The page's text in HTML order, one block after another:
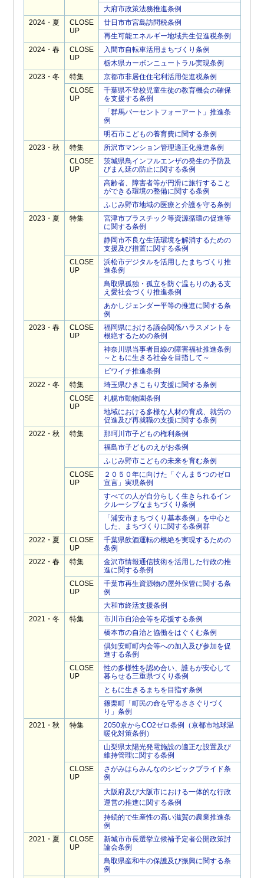
大府市政策法務推進条例
2024・夏
CLOSE
UP
廿日市市宮島訪問税条例
再生可能エネルギー地域共生促進税条例
2024・春
CLOSE
UP
入間市自転車活用まちづくり条例
栃木県カーボンニュートラル実現条例
2023・冬
特集
京都市非居住住宅利活用促進税条例
CLOSE
UP
千葉県不登校児童生徒の教育機会の確保
を支援する条例
「群馬パーセントフォーアート」推進条
例
明石市こどもの養育費に関する条例
2023・秋
特集
所沢市マンション管理適正化推進条例
CLOSE
UP
茨城県鳥インフルエンザの発生の予防及
びまん延の防止に関する条例
高齢者、障害者等が円滑に旅行すること
ができる環境の整備に関する条例
ふじみ野市地域の医療と介護を守る条例
2023・夏
特集
宮津市プラスチック等資源循環の促進等
に関する条例
静岡市不良な生活環境を解消するための
支援及び措置に関する条例
CLOSE
UP
浜松市デジタルを活用したまちづくり推
進条例
鳥取県孤独・孤立を防ぐ温もりのある支
え愛社会づくり推進条例
あかしジェンダー平等の推進に関する条
例
2023・春
CLOSE
UP
福岡県における議会関係ハラスメントを
根絶するための条例
神奈川県当事者目線の障害福祉推進条例
～ともに生きる社会を目指して～
ビワイチ推進条例
2022・冬
特集
埼玉県ひきこもり支援に関する条例
CLOSE
UP
札幌市動物園条例
地域における多様な人材の育成、就労の
促進及び再就職の支援に関する条例
2022・秋
特集
那珂川市子どもの権利条例
福島市子どものえがお条例
ふじみ野市こどもの未来を育む条例
CLOSE
UP
２０５０年に向けた「ぐんま５つのゼロ
宣言」実現条例
すべての人が自分らしく生きられるイン
クルーシブなまちづくり条例
「浦安市まちづくり基本条例」を中心と
した、まちづくりに関する条例群
2022・夏
CLOSE
UP
千葉県飲酒運転の根絶を実現するための
条例
2022・春
特集
金沢市情報通信技術を活用した行政の推
進に関する条例
CLOSE
UP
千葉市再生資源物の屋外保管に関する条
例
大和市終活支援条例
2021・冬
特集
市川市自治会等を応援する条例
橋本市の自治と協働をはぐくむ条例
倶知安町町内会等への加入及び参加を促
進する条例
CLOSE
UP
性の多様性を認め合い、誰もが安心して
暮らせる三重県づくり条例
ともに生きるまちを目指す条例
篠栗町「町民の命を守るささぐりづく
り」条例
2021・秋
特集
2050京からCO2ゼロ条例（京都市地球温
暖化対策条例）
山梨県太陽光発電施設の適正な設置及び
維持管理に関する条例
CLOSE
UP
さがみはらみんなのシビックプライド条
例
大阪府及び大阪市における一体的な行政
運営の推進に関する条例
持続的で生産性の高い滋賀の農業推進条
例
2021・夏
CLOSE
UP
新城市市長選挙立候補予定者公開政策討
論会条例
鳥取県産和牛の保護及び振興に関する条
例